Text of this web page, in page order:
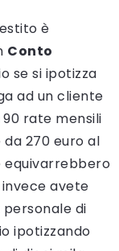
è
Conto
se si ipotizza
ad un cliente
rate mensili
270 euro al
equivarrebbero
invece avete
di
ipotizzando